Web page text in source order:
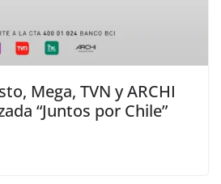
Mega, TVN y ARCHI
“Juntos por Chile”